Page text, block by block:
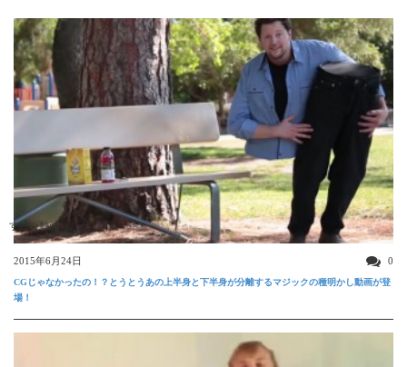
すごい動画
2015年6月24日 0
CGじゃなかったの！？とうとうあの上半身と下半身が分離するマジックの種明かし動画が登
場！